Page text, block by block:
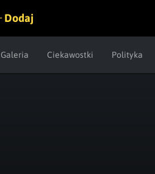
Dodaj
Galeria Ciekawostki Polityka